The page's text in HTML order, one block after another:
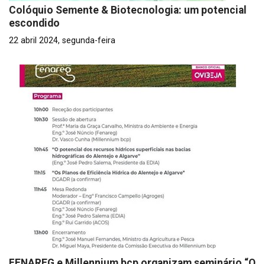
Colóquio Semente & Biotecnologia: um potencial
escondido
22 abril 2024, segunda-feira